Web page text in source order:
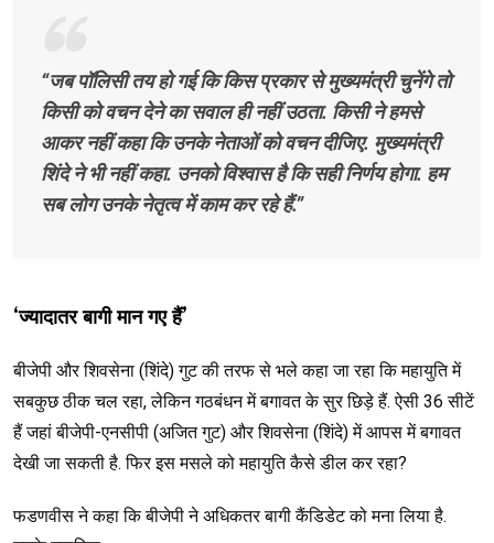
“जब पॉलिसी तय हो गई कि किस प्रकार से मुख्यमंत्री चुनेंगे तो
किसी को वचन देने का सवाल ही नहीं उठता. किसी ने हमसे
आकर नहीं कहा कि उनके नेताओं को वचन दीजिए. मुख्यमंत्री
शिंदे ने भी नहीं कहा. उनको विश्वास है कि सही निर्णय होगा. हम
सब लोग उनके नेतृत्व में काम कर रहे हैं.”
‘ज्यादातर बागी मान गए हैं’
बीजेपी और शिवसेना (शिंदे) गुट की तरफ से भले कहा जा रहा कि महायुति में
सबकुछ ठीक चल रहा, लेकिन गठबंधन में बगावत के सुर छिड़े हैं. ऐसी 36 सीटें
हैं जहां बीजेपी-एनसीपी (अजित गुट) और शिवसेना (शिंदे) में आपस में बगावत
देखी जा सकती है. फिर इस मसले को महायुति कैसे डील कर रहा?
फडणवीस ने कहा कि बीजेपी ने अधिकतर बागी कैंडिडेट को मना लिया है.